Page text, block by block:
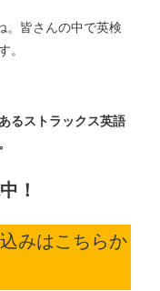
。皆さんの中で英検
。
るストラックス英語
！
みはこちらか